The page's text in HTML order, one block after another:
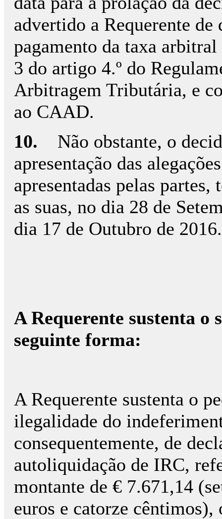
advertido a Requerente de
pagamento da taxa arbitral
3 do artigo 4.º do
Arbitragem Tributária, e
ao CAAD.
10. Não obstante, o
apresentação das
apresentadas pelas partes,
as suas, no dia 28 de
dia 17 de Outubro de 2016.
A Requerente sustenta o
seguinte forma:
A Requerente sustenta o
ilegalidade do
consequentemente, de
autoliquidação de IRC,
montante de € 7.671,14
euros e catorze